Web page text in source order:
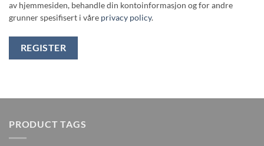
av hjemmesiden, behandle din kontoinformasjon og for andre
grunner spesifisert i våre privacy policy.
REGISTER
PRODUCT TAGS